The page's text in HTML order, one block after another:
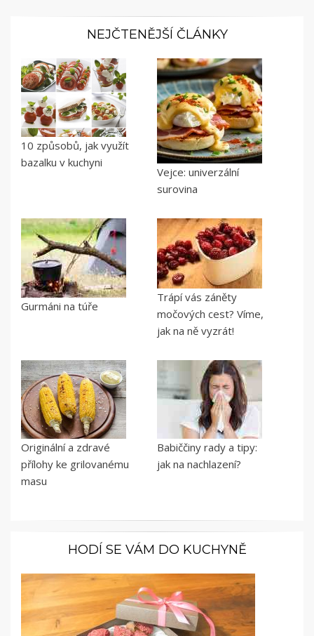
NEJČTENĚJŠÍ ČLÁNKY
10 způsobů, jak využít
bazalku v kuchyni
Vejce: univerzální
surovina
Gurmáni na túře
Trápí vás záněty
močových cest? Víme,
jak na ně vyzrát!
Originální a zdravé
přílohy ke grilovanému
masu
Babiččiny rady a tipy:
jak na nachlazení?
HODÍ SE VÁM DO KUCHYNĚ